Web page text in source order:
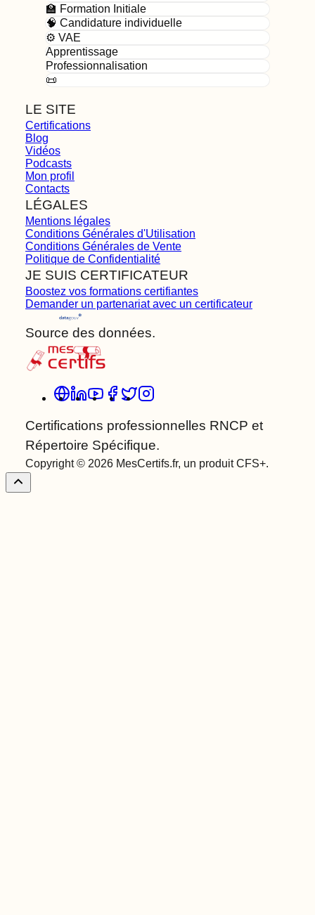
🏫 Formation Initiale
🧠 Candidature individuelle
⚙️ VAE
Apprentissage
Professionnalisation
📜
LE SITE
Certifications
Blog
Vidéos
Podcasts
Mon profil
Contacts
LÉGALES
Mentions légales
Conditions Générales d'Utilisation
Conditions Générales de Vente
Politique de Confidentialité
JE SUIS CERTIFICATEUR
Boostez vos formations certifiantes
Demander un partenariat avec un certificateur
Source des données.
Certifications professionnelles RNCP et
Répertoire Spécifique.
Copyright © 2026 MesCertifs.fr, un produit CFS+.